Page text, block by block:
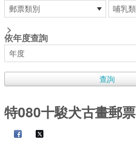
>
依年度查詢
特080十駿犬古畫郵票